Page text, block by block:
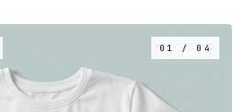
01 / 04